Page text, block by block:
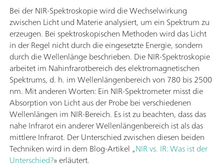
Bei der NIR-Spektroskopie wird die Wechselwirkung
zwischen Licht und Materie analysiert, um ein Spektrum zu
erzeugen. Bei spektroskopischen Methoden wird das Licht
in der Regel nicht durch die eingesetzte Energie, sondern
durch die Wellenlänge beschrieben. Die NIR-Spektroskopie
arbeitet im Nahinfrarotbereich des elektromagnetischen
Spektrums, d. h. im Wellenlängenbereich von 780 bis 2500
nm. Mit anderen Worten: Ein NIR-Spektrometer misst die
Absorption von Licht aus der Probe bei verschiedenen
Wellenlängen im NIR-Bereich. Es ist zu beachten, dass das
nahe Infrarot ein anderer Wellenlängenbereich ist als das
mittlere Infrarot. Der Unterschied zwischen diesen beiden
Techniken wird in dem Blog-Artikel „NIR vs. IR: Was ist der
Unterschied?» erläutert.